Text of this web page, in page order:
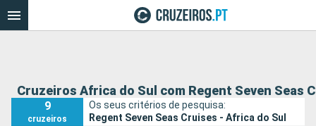
Cruzeiros Africa do Sul com Regent Seven Seas
9
cruzeiros
Os seus critérios de pesquisa:
Regent Seven Seas Cruises - Africa do Sul